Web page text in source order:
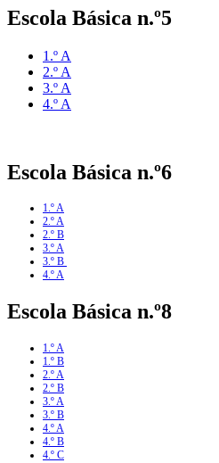
Escola Básica n.º5
1.º A
2.º A
3.º A
4.º A
Escola Básica n.º6
1.º A
2.º A
2.º B
3.º A
3.º B
4.º A
Escola Básica n.º8
1.º A
1.º B
2.º A
2.º B
3.º A
3.º B
4.º A
4.º B
4.º C